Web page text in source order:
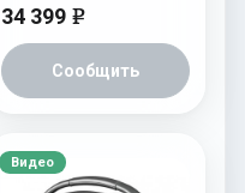
34 399 e
Сообщить
Видео